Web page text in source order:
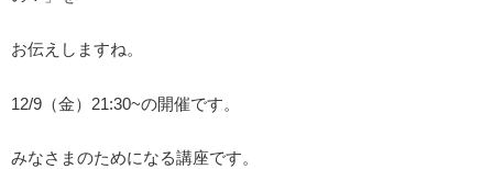
お伝えしますね。
12/9（金）21:30~の開催です。
みなさまのためになる講座です。